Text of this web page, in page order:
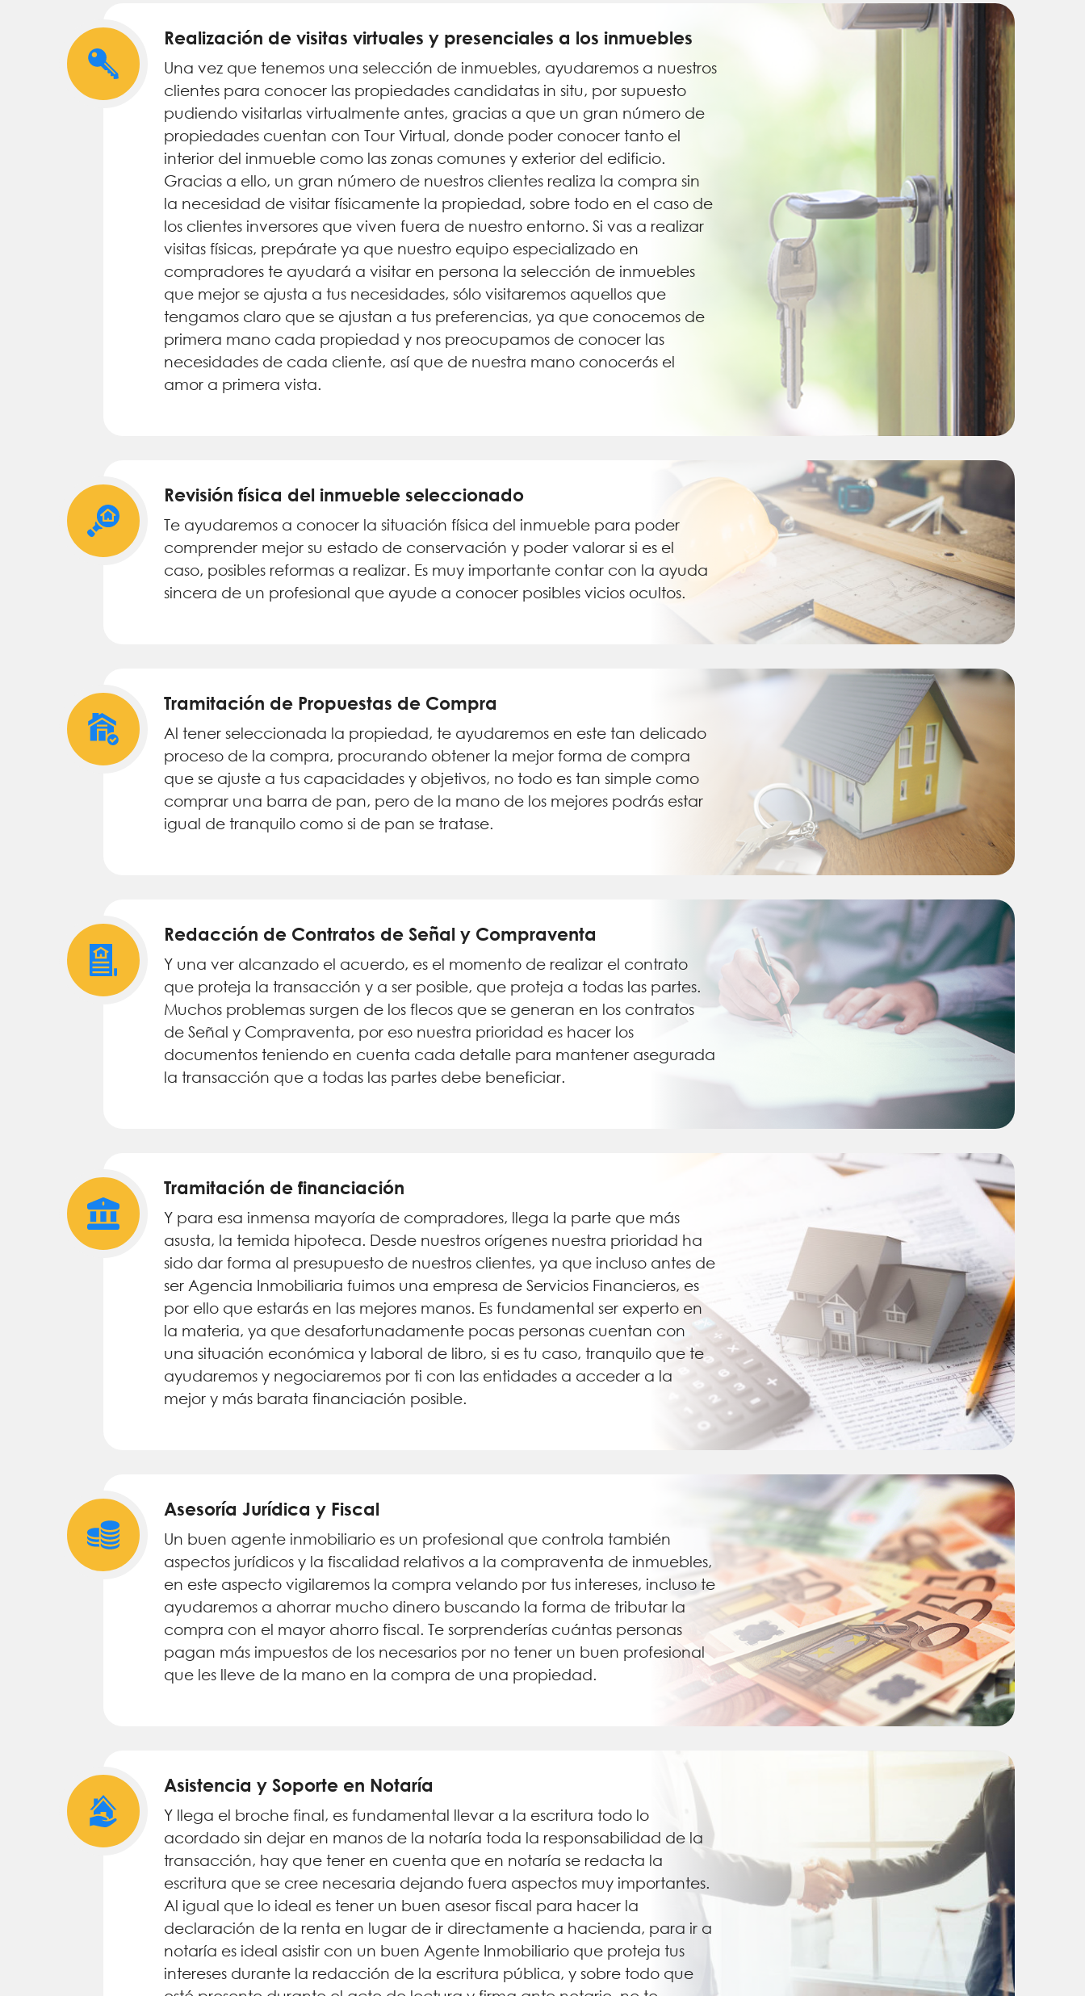
Realización de visitas virtuales y presenciales a los inmuebles
Una vez que tenemos una selección de inmuebles, ayudaremos a nuestros
clientes para conocer las propiedades candidatas in situ, por supuesto
pudiendo visitarlas virtualmente antes, gracias a que un gran número de
propiedades cuentan con Tour Virtual, donde poder conocer tanto el
interior del inmueble como las zonas comunes y exterior del edificio.
Gracias a ello, un gran número de nuestros clientes realiza la compra sin
la necesidad de visitar físicamente la propiedad, sobre todo en el caso de
los clientes inversores que viven fuera de nuestro entorno. Si vas a realizar
visitas físicas, prepárate ya que nuestro equipo especializado en
compradores te ayudará a visitar en persona la selección de inmuebles
que mejor se ajusta a tus necesidades, sólo visitaremos aquellos que
tengamos claro que se ajustan a tus preferencias, ya que conocemos de
primera mano cada propiedad y nos preocupamos de conocer las
necesidades de cada cliente, así que de nuestra mano conocerás el
amor a primera vista.
Revisión física del inmueble seleccionado
Te ayudaremos a conocer la situación física del inmueble para poder
comprender mejor su estado de conservación y poder valorar si es el
caso, posibles reformas a realizar. Es muy importante contar con la ayuda
sincera de un profesional que ayude a conocer posibles vicios ocultos.
Tramitación de Propuestas de Compra
Al tener seleccionada la propiedad, te ayudaremos en este tan delicado
proceso de la compra, procurando obtener la mejor forma de compra
que se ajuste a tus capacidades y objetivos, no todo es tan simple como
comprar una barra de pan, pero de la mano de los mejores podrás estar
igual de tranquilo como si de pan se tratase.
Redacción de Contratos de Señal y Compraventa
Y una ver alcanzado el acuerdo, es el momento de realizar el contrato
que proteja la transacción y a ser posible, que proteja a todas las partes.
Muchos problemas surgen de los flecos que se generan en los contratos
de Señal y Compraventa, por eso nuestra prioridad es hacer los
documentos teniendo en cuenta cada detalle para mantener asegurada
la transacción que a todas las partes debe beneficiar.
Tramitación de financiación
Y para esa inmensa mayoría de compradores, llega la parte que más
asusta, la temida hipoteca. Desde nuestros orígenes nuestra prioridad ha
sido dar forma al presupuesto de nuestros clientes, ya que incluso antes de
ser Agencia Inmobiliaria fuimos una empresa de Servicios Financieros, es
por ello que estarás en las mejores manos. Es fundamental ser experto en
la materia, ya que desafortunadamente pocas personas cuentan con
una situación económica y laboral de libro, si es tu caso, tranquilo que te
ayudaremos y negociaremos por ti con las entidades a acceder a la
mejor y más barata financiación posible.
Asesoría Jurídica y Fiscal
Un buen agente inmobiliario es un profesional que controla también
aspectos jurídicos y la fiscalidad relativos a la compraventa de inmuebles,
en este aspecto vigilaremos la compra velando por tus intereses, incluso te
ayudaremos a ahorrar mucho dinero buscando la forma de tributar la
compra con el mayor ahorro fiscal. Te sorprenderías cuántas personas
pagan más impuestos de los necesarios por no tener un buen profesional
que les lleve de la mano en la compra de una propiedad.
Asistencia y Soporte en Notaría
Y llega el broche final, es fundamental llevar a la escritura todo lo
acordado sin dejar en manos de la notaría toda la responsabilidad de la
transacción, hay que tener en cuenta que en notaría se redacta la
escritura que se cree necesaria dejando fuera aspectos muy importantes.
Al igual que lo ideal es tener un buen asesor fiscal para hacer la
declaración de la renta en lugar de ir directamente a hacienda, para ir a
notaría es ideal asistir con un buen Agente Inmobiliario que proteja tus
intereses durante la redacción de la escritura pública, y sobre todo que